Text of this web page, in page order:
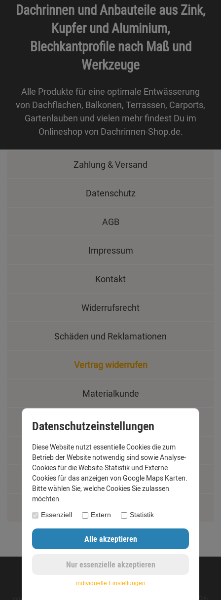
Dachrinnen und Anbauteile aus Zink,
Kupfer und Aluminium,
Blechkantprofile nach Maß und
Werkzeuge
Alle Produkte für eine optimale Entwässerung
von Dachflächen, Balkonen, Terrassen, Carports,
Gartenlauben und vielen mehr findest Du im
Onlineshop von Dachrinnen-Shop.de.
Zahlung & Versand
Datenschutz
AGB
Impressum
Kontakt
Widerrufsrecht
Schäden und Reklamationen
Vertrag widerrufen
Materialkunde
Fachbegriffe
Jobs
Montage und Installationshilfen
©opyright 2020 - www.dachrinnen-shop.de
Datenschutzeinstellungen
Diese Website nutzt essentielle Cookies die zum
Betrieb der Website notwendig sind sowie Analyse-
Cookies für die Website-Statistik und Externe
Cookies für das anzeigen von Google Maps Karten.
Bitte wählen Sie, welche Cookies Sie zulassen
möchten.
Essenziell Extern Statistik
individuelle Einstellungen